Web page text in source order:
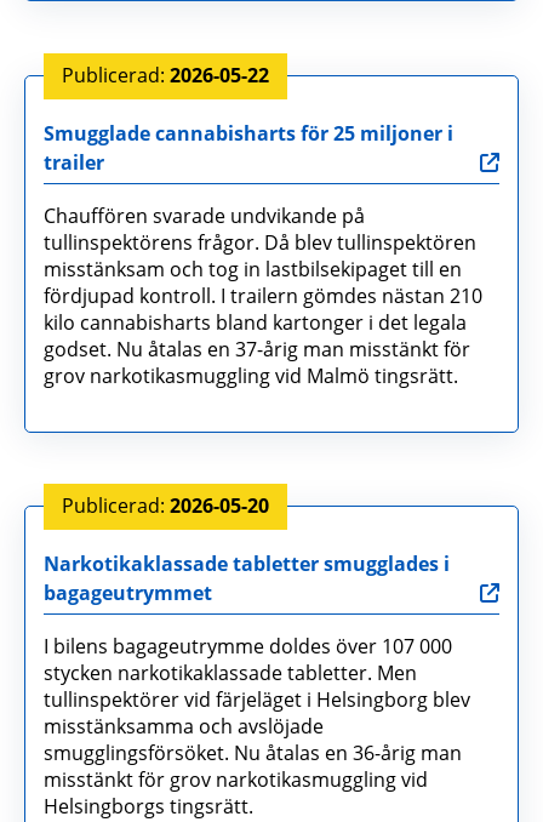
2026-05-22
Smugglade cannabisharts för 25 miljoner i
trailer
Chauffören svarade undvikande på
tullinspektörens frågor. Då blev tullinspektören
misstänksam och tog in lastbilsekipaget till en
fördjupad kontroll. I trailern gömdes nästan 210
kilo cannabisharts bland kartonger i det legala
godset. Nu åtalas en 37-årig man misstänkt för
grov narkotikasmuggling vid Malmö tingsrätt.
2026-05-20
Narkotikaklassade tabletter smugglades i
bagageutrymmet
I bilens bagageutrymme doldes över 107 000
stycken narkotikaklassade tabletter. Men
tullinspektörer vid färjeläget i Helsingborg blev
misstänksamma och avslöjade
smugglingsförsöket. Nu åtalas en 36-årig man
misstänkt för grov narkotikasmuggling vid
Helsingborgs tingsrätt.